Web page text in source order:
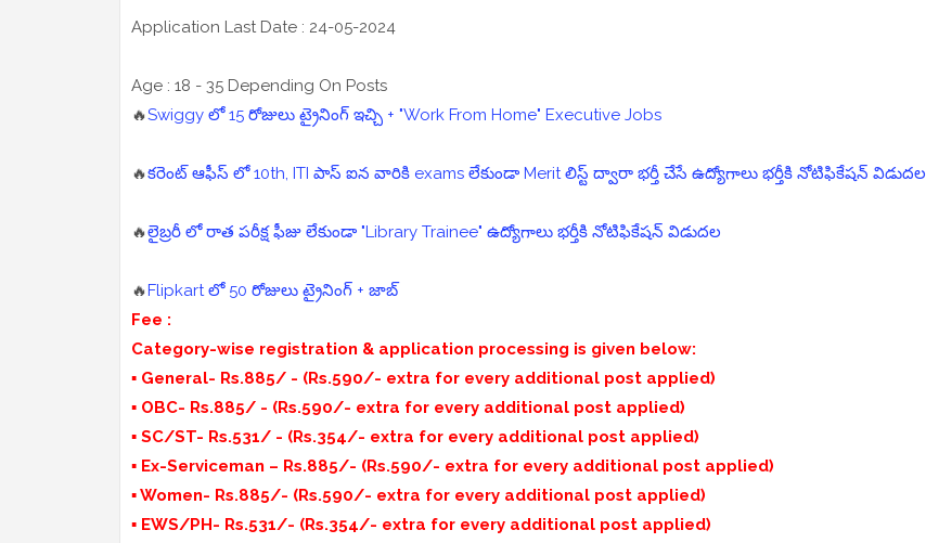
Application Last Date : 24-05-2024
Age : 18 - 35 Depending On Posts
🔥Swiggy లో 15 రోజులు ట్రైనింగ్ ఇచ్చి + "Work From Home" Executive Jobs
🔥కరెంట్ ఆఫీస్ లో 10th, ITI పాస్ ఐన వారికి exams లేకుండా Merit లిస్ట్ ద్వారా భర్తీ చేసే ఉద్యోగాలు భర్తీకి నోటిఫికేషన్ విడుదల
🔥లైబ్రరీ లో రాత పరీక్ష ఫీజు లేకుండా "Library Trainee" ఉద్యోగాలు భర్తీకి నోటిఫికేషన్ విడుదల
🔥Flipkart లో 50 రోజులు ట్రైనింగ్ + జాబ్
Fee :
Category-wise registration & application processing is given below:
▪️ General- Rs.885/ - (Rs.590/- extra for every additional post applied)
▪️ OBC- Rs.885/ - (Rs.590/- extra for every additional post applied)
▪️ SC/ST- Rs.531/ - (Rs.354/- extra for every additional post applied)
▪️ Ex-Serviceman – Rs.885/- (Rs.590/- extra for every additional post applied)
▪️ Women- Rs.885/- (Rs.590/- extra for every additional post applied)
▪️ EWS/PH- Rs.531/- (Rs.354/- extra for every additional post applied)